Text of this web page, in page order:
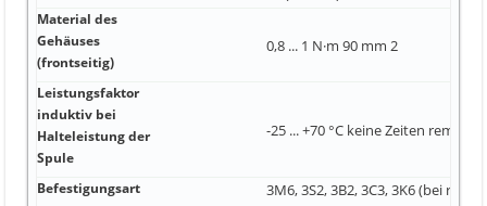
Material des
Gehäuses
(frontseitig)
0,8 ... 1 N·m 90 mm 2
Leistungsfaktor
induktiv bei
Halteleistung der
Spule
-25 ... +70 °C keine Zeiten
Befestigungsart
3M6, 3S2, 3B2, 3C3, 3K6 (bei